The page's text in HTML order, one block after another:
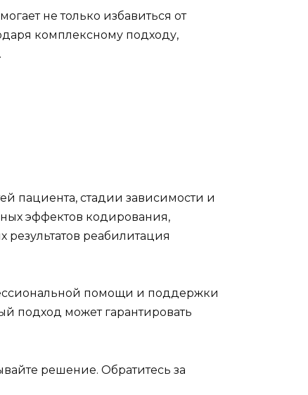
не только избавиться от
комплексному подходу,
пациента, стадии зависимости и
эффектов кодирования,
реабилитация
помощи и поддержки
подход может гарантировать
решение. Обратитесь за